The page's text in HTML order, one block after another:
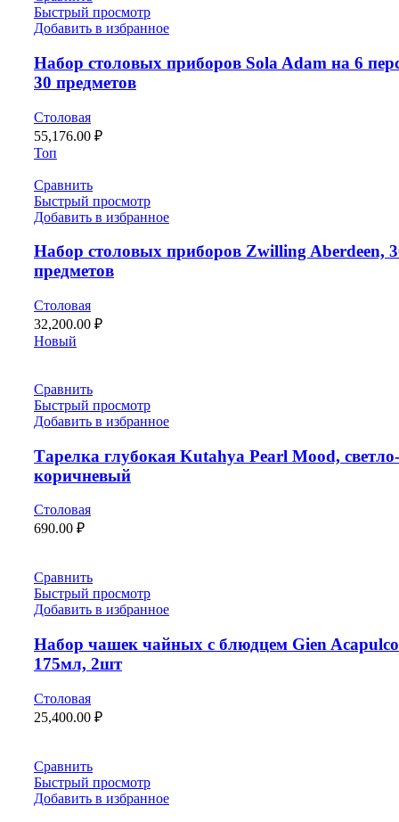
Быстрый просмотр
Добавить в избранное
Набор столовых приборов Sola Adam на 6
30 предметов
Столовая
55,176.00 ₽
Топ
Сравнить
Быстрый просмотр
Добавить в избранное
Набор столовых приборов Zwilling Aberdeen,
предметов
Столовая
32,200.00 ₽
Новый
Сравнить
Быстрый просмотр
Добавить в избранное
Тарелка глубокая Kutahya Pearl Mood, светло-
коричневый
Столовая
690.00 ₽
Сравнить
Быстрый просмотр
Добавить в избранное
Набор чашек чайных с блюдцем Gien Acapulco
175мл, 2шт
Столовая
25,400.00 ₽
Сравнить
Быстрый просмотр
Добавить в избранное